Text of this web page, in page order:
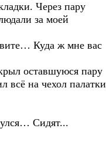
Через пару
за моей
Куда ж мне вас
оставшуюся пару
всё на чехол палатки
Сидят...